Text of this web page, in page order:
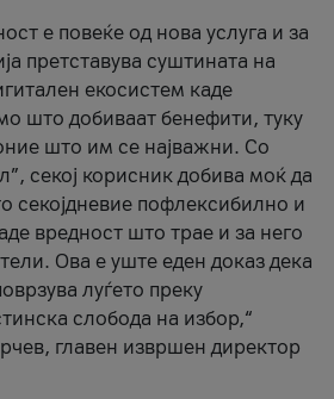
е повеќе од нова услуга и за
претставува суштината на
екосистем каде
што добиваат бенефити, туку
што им се најважни. Со
секој корисник добива моќ да
секојдневие пофлексибилно и
вредност што трае и за него
Ова е уште еден доказ дека
луѓето преку
слобода на избор,“
главен извршен директор